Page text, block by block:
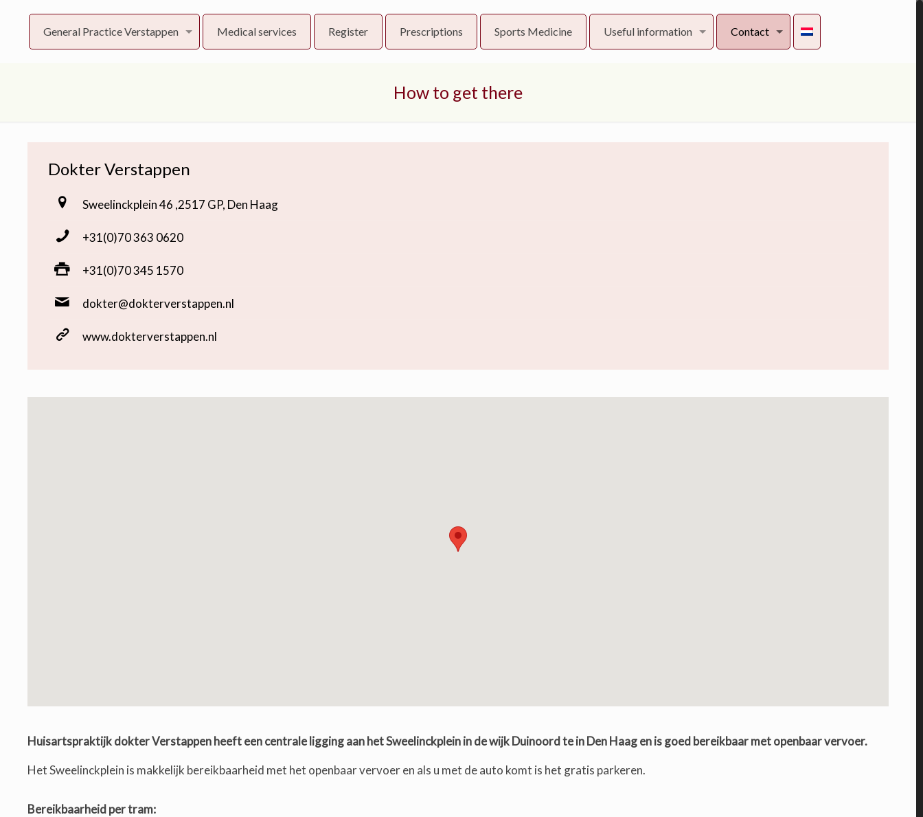
General Practice Verstappen Medical services Register Prescriptions Sports Medicine Useful information Contact
How to get there
Dokter Verstappen
Sweelinckplein 46 ,2517 GP, Den Haag
+31(0)70 363 0620
+31(0)70 345 1570
dokter@dokterverstappen.nl
www.dokterverstappen.nl
Huisartspraktijk dokter Verstappen heeft een centrale ligging aan het Sweelinckplein in de wijk Duinoord te in Den Haag en is goed bereikbaar met openbaar vervoer.
Het Sweelinckplein is makkelijk bereikbaarheid met het openbaar vervoer en als u met de auto komt is het gratis parkeren.
Bereikbaarheid per tram: